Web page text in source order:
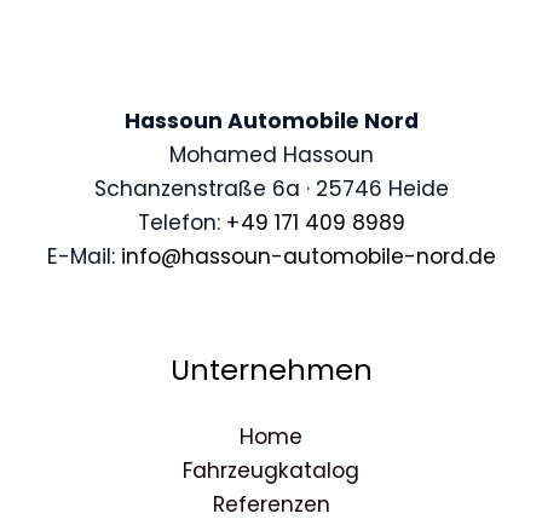
Hassoun Automobile Nord
Mohamed Hassoun
Schanzenstraße 6a · 25746 Heide
Telefon: +49 171 409 8989
E-Mail: info@hassoun-automobile-nord.de
Unternehmen
Home
Fahrzeugkatalog
Referenzen